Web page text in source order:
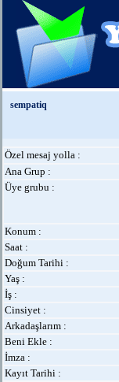
sempatiq
Özel mesaj yolla :
Ana Grup :
Üye grubu :
Konum :
Saat :
Doğum Tarihi :
Yaş :
İş :
Cinsiyet :
Arkadaşlarım :
Beni Ekle :
İmza :
Kayıt Tarihi :